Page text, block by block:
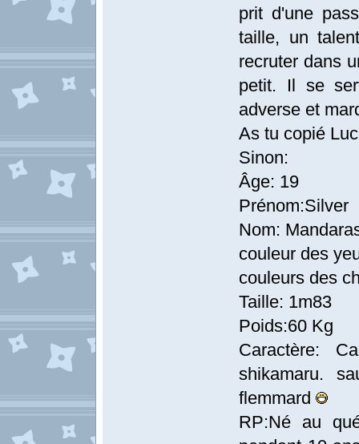
prit d'une
taille, un
recruter dans
petit. Il se
adverse et
As tu copié
Sinon:
Âge: 19
Prénom:Silver
Nom:
couleur des
couleurs des
Taille: 1m83
Poids:60 Kg
Caractère:
shikamaru.
flemmard
RP:Né au